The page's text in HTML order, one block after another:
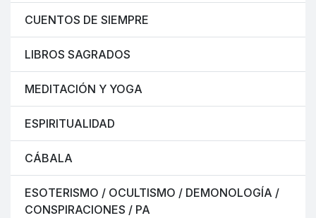
CUENTOS DE SIEMPRE
LIBROS SAGRADOS
MEDITACIÓN Y YOGA
ESPIRITUALIDAD
CÁBALA
ESOTERISMO / OCULTISMO / DEMONOLOGÍA /
CONSPIRACIONES / PA